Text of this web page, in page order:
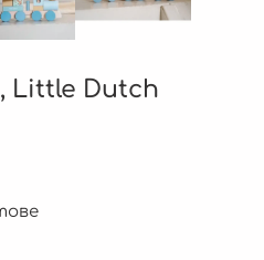
Little Dutch